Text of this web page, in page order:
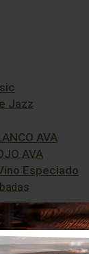
Jazz
AVA
AVA
Especiado